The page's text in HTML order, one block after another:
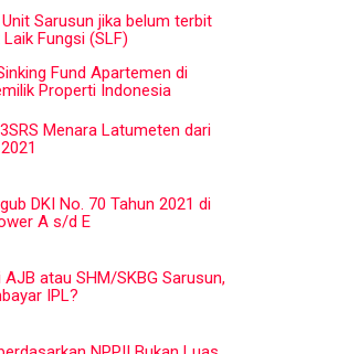
Sarusun jika belum terbit
Fungsi (SLF)
Fund Apartemen di
Properti Indonesia
Menara Latumeten dari
DKI No. 70 Tahun 2021 di
A s/d E
atau SHM/SKBG Sarusun,
IPL?